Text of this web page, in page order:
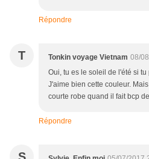
Répondre
T Tonkin voyage Vietnam 08/
Oui, tu es le soleil de l'été si
J'aime bien cette couleur.
courte robe quand il fait bcp
Répondre